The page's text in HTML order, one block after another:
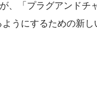
、「プラグアンドチ
うにするための新し